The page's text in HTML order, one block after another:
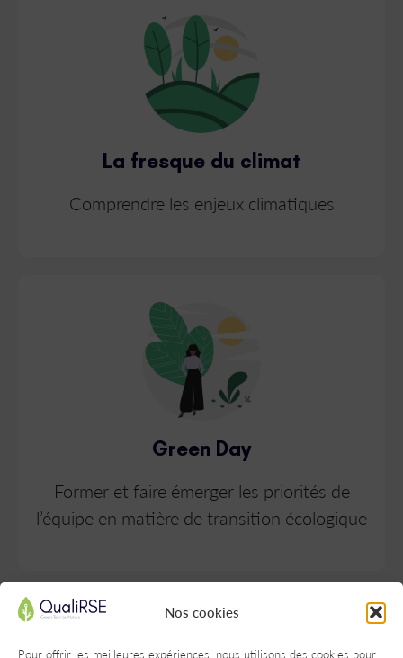
Nos cookies
Pour offrir les meilleures expériences, nous utilisons des cookies pour
La fresque du climat
Comprendre les enjeux climatiques
Green Day
Former et faire émerger les priorités de
l’équipe en matière de transition écologique